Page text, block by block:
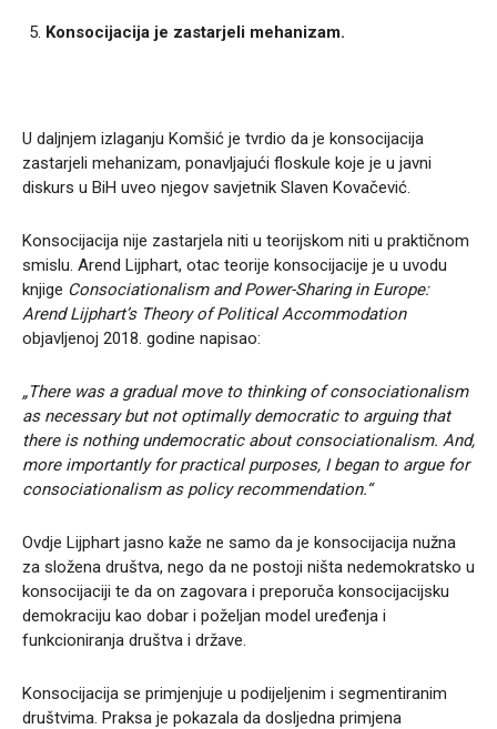
Konsocijacija je zastarjeli mehanizam.
U daljnjem izlaganju Komšić je tvrdio da je konsocijacija
zastarjeli mehanizam, ponavljajući floskule koje je u javni
diskurs u BiH uveo njegov savjetnik Slaven Kovačević.
Konsocijacija nije zastarjela niti u teorijskom niti u praktičnom
smislu. Arend Lijphart, otac teorije konsocijacije je u uvodu
knjige Consociationalism and Power-Sharing in Europe:
Arend Lijphart’s Theory of Political Accommodation
objavljenoj 2018. godine napisao:
„There was a gradual move to thinking of consociationalism
as necessary but not optimally democratic to arguing that
there is nothing undemocratic about consociationalism. And,
more importantly for practical purposes, I began to argue for
consociationalism as policy recommendation.“
Ovdje Lijphart jasno kaže ne samo da je konsocijacija nužna
za složena društva, nego da ne postoji ništa nedemokratsko u
konsocijaciji te da on zagovara i preporuča konsocijacijsku
demokraciju kao dobar i poželjan model uređenja i
funkcioniranja društva i države.
Konsocijacija se primjenjuje u podijeljenim i segmentiranim
društvima. Praksa je pokazala da dosljedna primjena